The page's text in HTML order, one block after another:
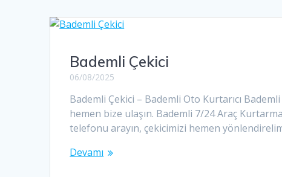
Bademli Çekici
06/08/2025
Bademli Çekici – Bademli Oto Kurtarıcı
hemen bize ulaşın. Bademli 7/24 Araç
telefonu arayın, çekicimizi hemen
Devamı